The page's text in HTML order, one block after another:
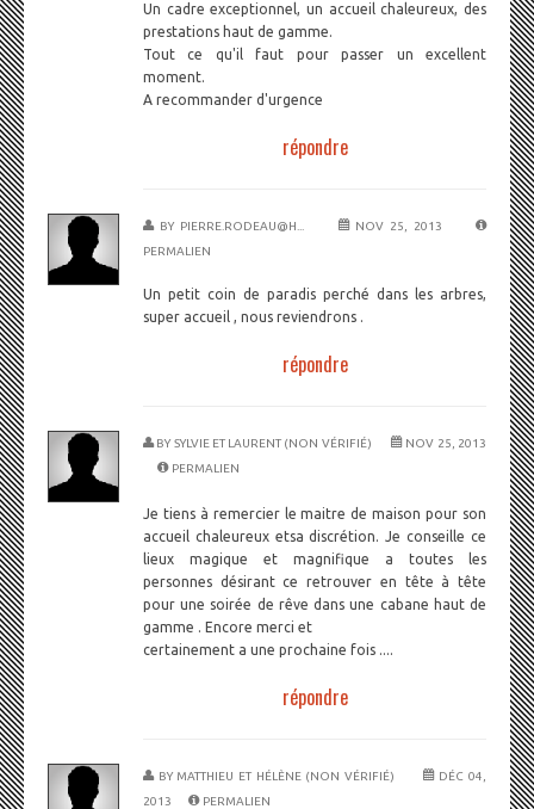
Un cadre exceptionnel, un accueil chaleureux, des
prestations haut de gamme.
Tout ce qu'il faut pour passer un excellent
moment.
A recommander d'urgence
répondre
BY PIERRE.RODEAU@H...
NOV 25, 2013
PERMALIEN
Un petit coin de paradis perché dans les arbres,
super accueil , nous reviendrons .
répondre
BY SYLVIE ET LAURENT (NON VÉRIFIÉ)
NOV 25, 2013
PERMALIEN
Je tiens à remercier le maitre de maison pour son
accueil chaleureux etsa discrétion. Je conseille ce
lieux magique et magnifique a toutes les
personnes désirant ce retrouver en tête à tête
pour une soirée de rêve dans une cabane haut de
gamme . Encore merci et
certainement a une prochaine fois ....
répondre
BY MATTHIEU ET HÉLÈNE (NON VÉRIFIÉ)
DÉC 04,
2013
PERMALIEN